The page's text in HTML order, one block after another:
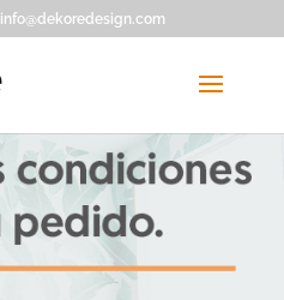
info@dekoredesign.com